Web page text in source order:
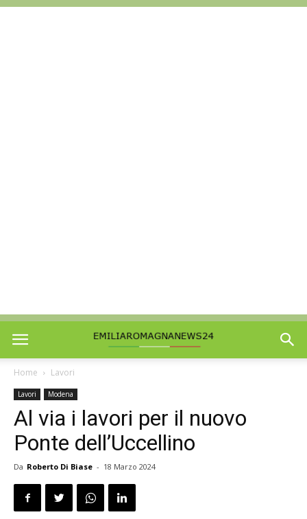
Home Lavori
Lavori Modena
Al via i lavori per il nuovo
Ponte dell’Uccellino
Da Roberto Di Biase - 18 Marzo 2024